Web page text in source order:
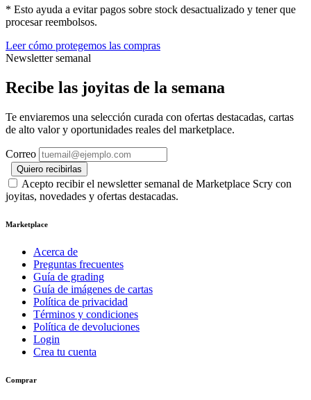
* Esto ayuda a evitar pagos sobre stock desactualizado y tener que
procesar reembolsos.
Leer cómo protegemos las compras
Newsletter semanal
Recibe las joyitas de la semana
Te enviaremos una selección curada con ofertas destacadas, cartas
de alto valor y oportunidades reales del marketplace.
Correo
Quiero recibirlas
Acepto recibir el newsletter semanal de Marketplace Scry con
joyitas, novedades y ofertas destacadas.
Marketplace
Acerca de
Preguntas frecuentes
Guía de grading
Guía de imágenes de cartas
Política de privacidad
Términos y condiciones
Política de devoluciones
Login
Crea tu cuenta
Comprar